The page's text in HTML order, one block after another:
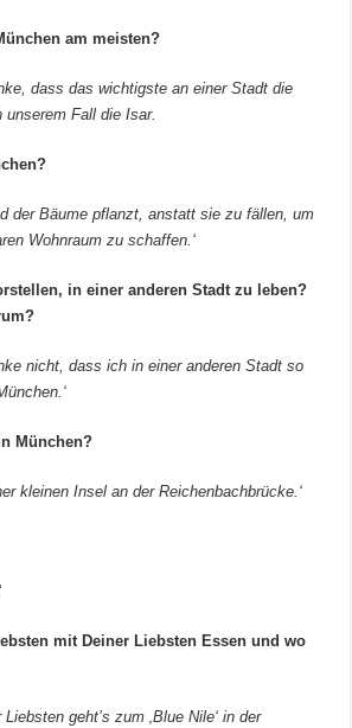
am meisten?
dass das wichtigste an einer Stadt die
Fall die Isar.
der Bäume pflanzt, anstatt sie zu fällen, um
Wohnraum zu schaffen.‘
in einer anderen Stadt zu leben?
nicht, dass ich in einer anderen Stadt so
München?
kleinen Insel an der Reichenbachbrücke.‘
mit Deiner Liebsten Essen und wo
geht’s zum ‚Blue Nile‘ in der